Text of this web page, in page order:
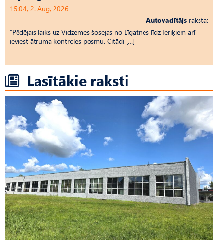
15:04, 2. Aug, 2026
Autovadītājs raksta:
“Pēdējais laiks uz Vid­ze­mes šosejas no Līgatnes līdz Ieriķiem arī
ieviest ātruma kontroles posmu. Citādi […]
Lasītākie raksti